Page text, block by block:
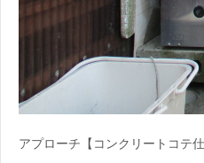
アプローチ【コンクリートコテ